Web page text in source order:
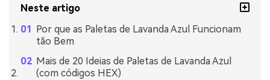
Neste artigo
Por que as Paletas de Lavanda Azul Funcionam
tão Bem
Mais de 20 Ideias de Paletas de Lavanda Azul
(com códigos HEX)